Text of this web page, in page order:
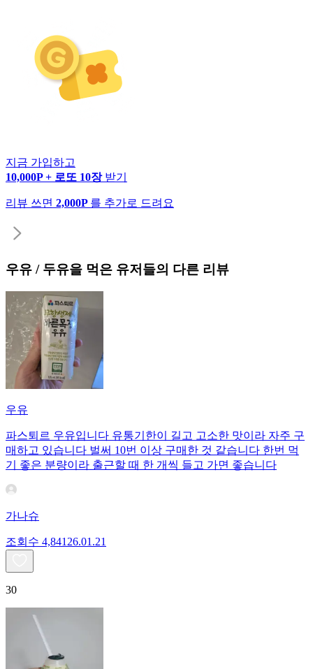
지금 가입하고
10,000P + 로또 10장 받기
리뷰 쓰면 2,000P 를 추가로 드려요
우유 / 두유을 먹은 유저들의 다른 리뷰
우유
파스퇴르 우유입니다 유통기한이 길고 고소한 맛이라 자주 구
매하고 있습니다 벌써 10번 이상 구매한 것 같습니다 한번 먹
기 좋은 분량이라 출근할 때 한 개씩 들고 가면 좋습니다
가나슈
조회수 4,841 26.01.21
30